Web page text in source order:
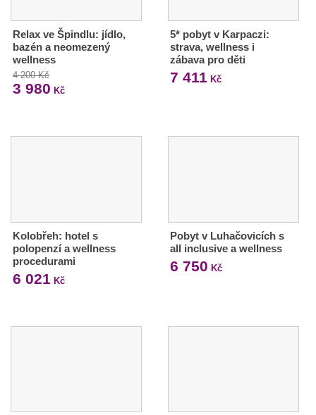
Relax ve Špindlu: jídlo,
bazén a neomezený
wellness
4 200 Kč
3 980 Kč
5* pobyt v Karpaczi:
strava, wellness i
zábava pro děti
7 411 Kč
Kolobřeh: hotel s
polopenzí a wellness
procedurami
6 021 Kč
Pobyt v Luhačovicích s
all inclusive a wellness
6 750 Kč